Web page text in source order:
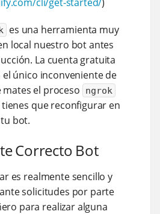
es una herramienta muy
local nuestro bot antes
La cuenta gratuita
el único inconveniente de
mates el proceso
ngrok
que reconfigurar en
bot.
Correcto Bot
es realmente sencillo y
solicitudes por parte
para realizar alguna